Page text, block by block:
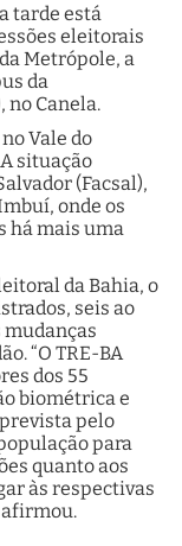
tarde está
eleitorais
Metrópole, a
da
no Canela.
Vale do
situação
(Facsal),
onde os
há mais uma
da Bahia, o
seis ao
mudanças
“O TRE-BA
dos 55
biométrica e
pelo
para
quanto aos
às respectivas
afirmou.